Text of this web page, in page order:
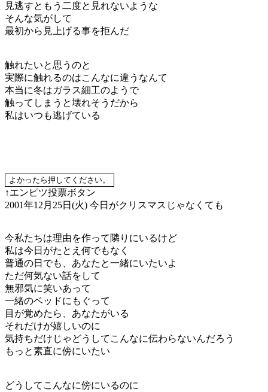
見逃すともう二度と見れないような
そんな気がして
最初から見上げる事を拒んだ
触れたいと思うのと
実際に触れるのはこんなに違うなんて
本当に冬はガラス細工のようで
触ってしまうと壊れそうだから
私はいつも逃げている
↑エンピツ投票ボタン
2001年12月25日(火) 今日がクリスマスじゃなくても
今私たちは理由を作って隣りにいるけど
私は今日がたとえ何でもなく
普通の日でも、あなたと一緒にいたいよ
ただ何気ない話をして
無邪気に笑いあって
一緒のベッドにもぐって
目が覚めたら、あなたがいる
それだけが嬉しいのに
気持ちだけじゃどうしてこんなに伝わらないんだろう
もっと素直に傍にいたい
どうしてこんなに傍にいるのに